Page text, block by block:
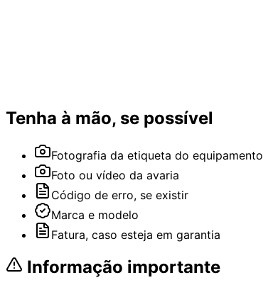
Tenha à mão, se possível
Fotografia da etiqueta do equipamento
Foto ou vídeo da avaria
Código de erro, se existir
Marca e modelo
Fatura, caso esteja em garantia
Informação importante